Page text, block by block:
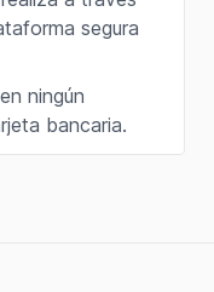
segura
ningún
bancaria.